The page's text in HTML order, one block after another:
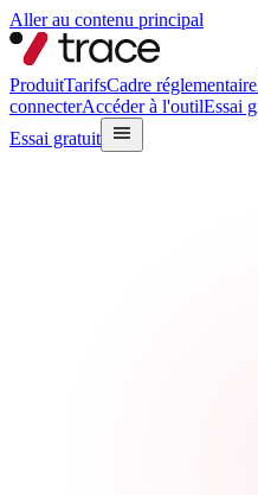
Aller au contenu principal
ProduitTarifsCadre réglementaire
connecterAccéder à l'outilEssai
Essai gratuit